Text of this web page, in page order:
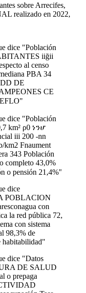
sobre Arrecifes,
realizado en 2022,